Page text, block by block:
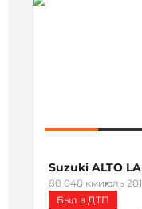
Suzuki ALTO
80 048 кмиюль
Был в ДТП